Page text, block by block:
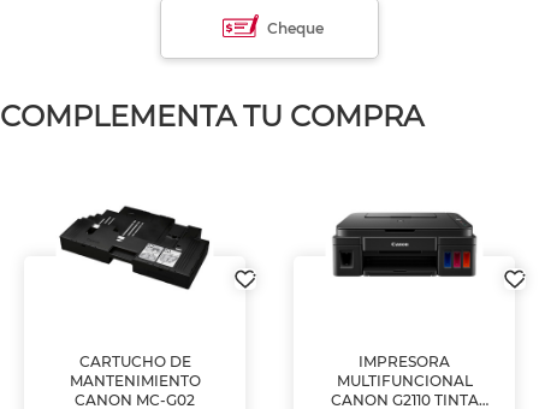
Cheque
COMPLEMENTA TU COMPRA
CARTUCHO DE
MANTENIMIENTO
CANON MC-G02
IMPRESORA
MULTIFUNCIONAL
CANON G2110 TINTA